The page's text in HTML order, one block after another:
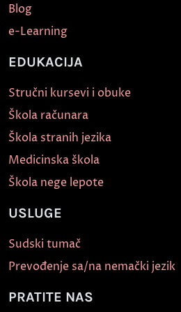
Blog
e-Learning
EDUKACIJA
Stručni kursevi i obuke
Škola računara
Škola stranih jezika
Medicinska škola
Škola nege lepote
USLUGE
Sudski tumač
Prevođenje sa/na nemački jezik
PRATITE NAS